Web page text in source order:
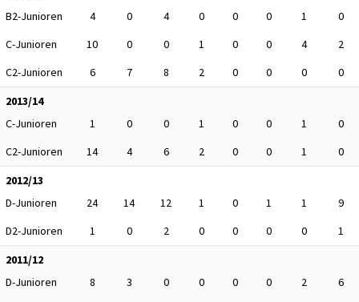
B2-Junioren
4 0 4 0 0 0 1
0
C-Junioren
10 0 0 1 0 0 4
2
C2-Junioren
6 7 8 2 0 0 0
0
2013/14
C-Junioren
1 0 0 1 0 0 1
0
C2-Junioren
14 4 6 2 0 0 1
0
2012/13
D-Junioren
24 14 12 1 0 1 1
9
D2-Junioren
1 0 2 0 0 0 0
1
2011/12
D-Junioren
8 3 0 0 0 0 2 6